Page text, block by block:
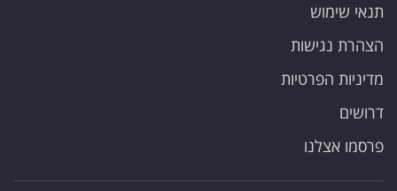
תנאי שימוש
הצהרת נגישות
מדיניות הפרטיות
דרושים
פרסמו אצלנו